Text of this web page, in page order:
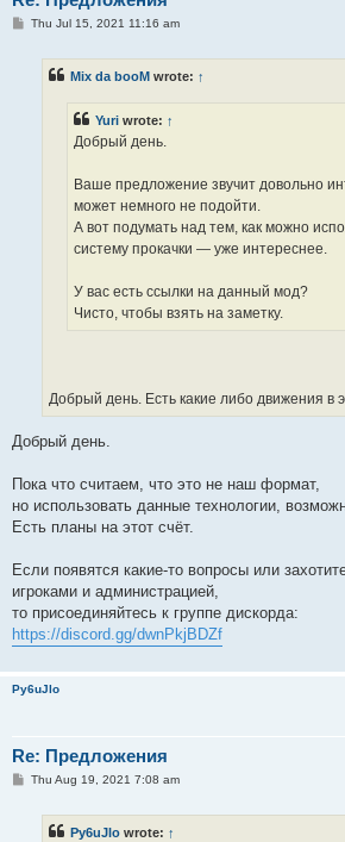
PThu Jul 15, 2021 11:16 am
Mix da booM wrote: ↑
Yuri wrote: ↑
Добрый день.
Ваше предложение звучит довольно
может немного не подойти.
А вот подумать над тем, как можно
систему прокачки — уже интереснее.
У вас есть ссылки на данный мод?
Чисто, чтобы взять на заметку.
Добрый день. Есть какие либо движения в
Добрый день.
Пока что считаем, что это не наш формат,
но использовать данные технологии,
Есть планы на этот счёт.
Если появятся какие-то вопросы или
игроками и администрацией,
то присоединяйтесь к группе дискорда:
https://discord.gg/dwnPkjBDZf
Py6uJlo
Re: Предложения
PThu Aug 19, 2021 7:08 am
Py6uJlo wrote: ↑